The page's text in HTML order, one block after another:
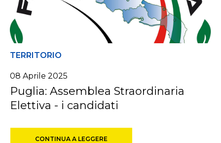
TERRITORIO
08 Aprile 2025
Puglia: Assemblea Straordinaria
Elettiva - i candidati
CONTINUA A LEGGERE